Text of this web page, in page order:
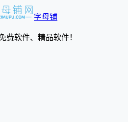
字母铺
费软件、精品软件！